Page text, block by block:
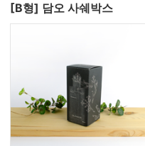
[B형] 담오 사쉐박스